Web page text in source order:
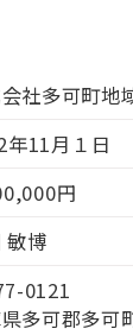
社多可町地
年11月１日
円
敏博
0121
多可郡多可